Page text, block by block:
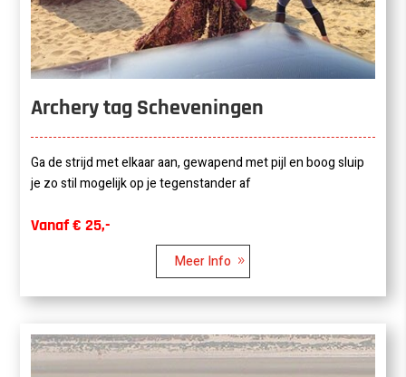
Archery tag Scheveningen
Ga de strijd met elkaar aan, gewapend met pijl en boog sluip
je zo stil mogelijk op je tegenstander af
Vanaf € 25,-
Meer Info